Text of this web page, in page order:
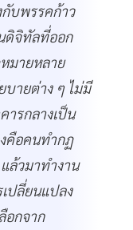
กับพรรคก้าว
ดิจิทัลที่ออก
มายหลาย
บายต่าง ๆ ไม่มี
รกลางเป็น
คือคนทำกฏ
ล้วมาทำงาน
เปลี่ยนแปลง
อกจาก